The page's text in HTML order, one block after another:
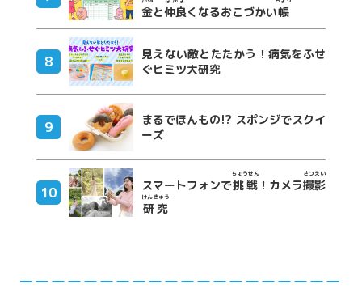
金と仲良くなるおこづかい帳
見えない敵とたたかう！病気をふせ
ぐヒミツ大研究
まるでほんもの!? スポンジでスクイ
ーズ
スマートフォンで挑戦
ちょうせん
！カメラ撮影
さつえい
研究
けんきゅう